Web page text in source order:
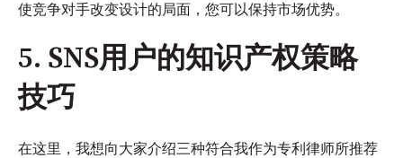
使竞争对手改变设计的局面，您可以保持市场优势。
5. SNS用户的知识产权策略
技巧
在这里，我想向大家介绍三种符合我作为专利律师所推荐